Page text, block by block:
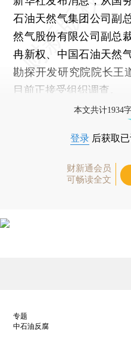
石油天然气集团公司副
然气股份有限公司副总
冉新权、中国石油天然
勘探开发研究院院长王
目前正接受组织调查。
本文共计1934
登录 后获取
财新通会员
可畅读全文
专题
中石油反腐